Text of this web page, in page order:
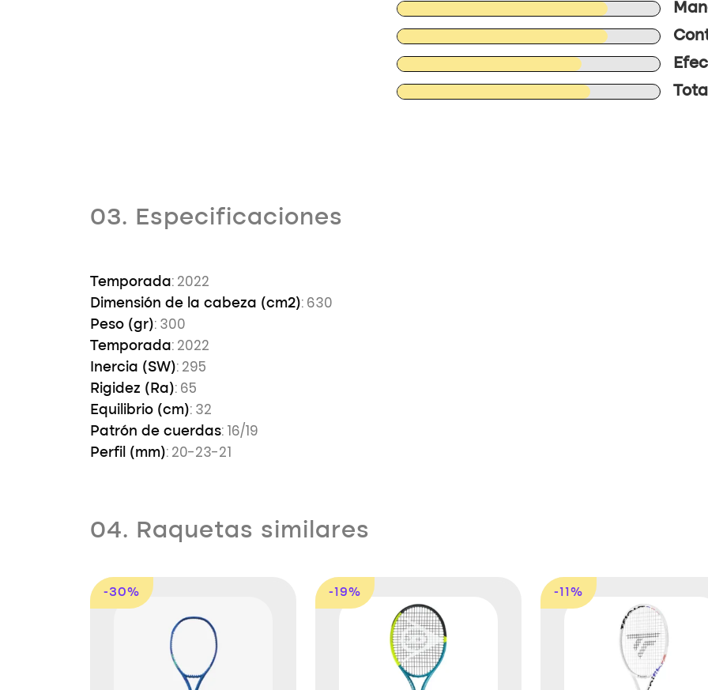
03. Especificaciones
Temporada: 2022
Dimensión de la cabeza (cm2): 630
Peso (gr): 300
Temporada: 2022
Inercia (SW): 295
Rigidez (Ra): 65
Equilibrio (cm): 32
Patrón de cuerdas: 16/19
Perfil (mm): 20-23-21
04. Raquetas similares
-30% -19% -11%